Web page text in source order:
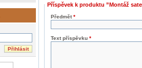
Příspěvek k produktu ”Montáž
Předmět*
Text příspěvku *